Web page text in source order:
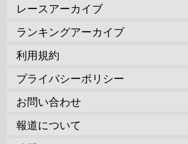
レースアーカイブ
ランキングアーカイブ
利用規約
プライバシーポリシー
お問い合わせ
報道について